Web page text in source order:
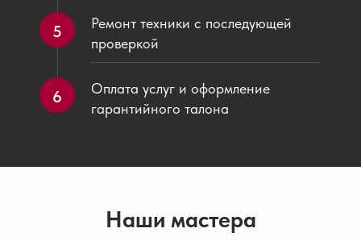
Ремонт техники с последующей
проверкой
5
Оплата услуг и оформление
гарантийного талона
6
Наши мастера